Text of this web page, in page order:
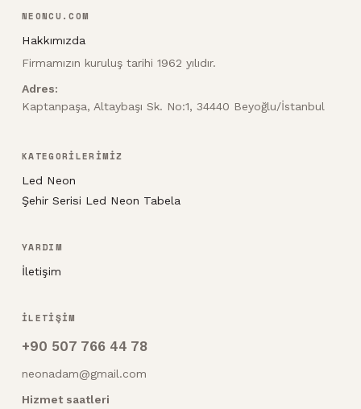
NEONCU.COM
Hakkımızda
Firmamızın kuruluş tarihi 1962 yılıdır.
Adres:
Kaptanpaşa, Altaybaşı Sk. No:1, 34440 Beyoğlu/İstanbul
KATEGORİLERİMİZ
Led Neon
Şehir Serisi Led Neon Tabela
YARDIM
İletişim
İLETİŞİM
+90 507 766 44 78
neonadam@gmail.com
Hizmet saatleri